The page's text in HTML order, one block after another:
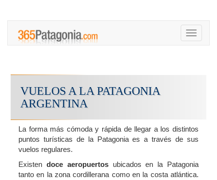
Toggle
VUELOS A LA PATAGONIA
ARGENTINA
La forma más cómoda y rápida de llegar a los distintos
puntos turísticas de la Patagonia es a través de sus
vuelos regulares.
Existen doce aeropuertosubicados en la Patagonia
tanto en la zona cordillerana como en la costa atlántica.